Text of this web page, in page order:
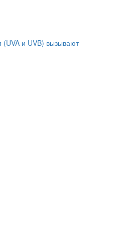
(UVA и UVB) вызывают